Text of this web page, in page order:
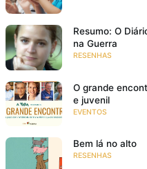
Resumo: O
na Guerra
RESENHAS
O grande
e juvenil
EVENTOS
Bem lá no alto
RESENHAS